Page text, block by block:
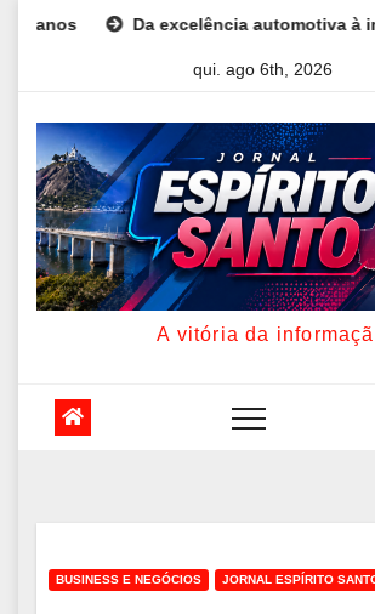
Da excelência automotiva à inovação
qui. ago 6th, 2026
A vitória da
BUSINESS E NEGÓCIOS JORNAL ESPÍRITO